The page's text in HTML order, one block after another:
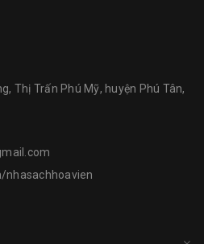
Thị Trấn Phú Mỹ, huyện Phú Tân,
nhasachhoavien